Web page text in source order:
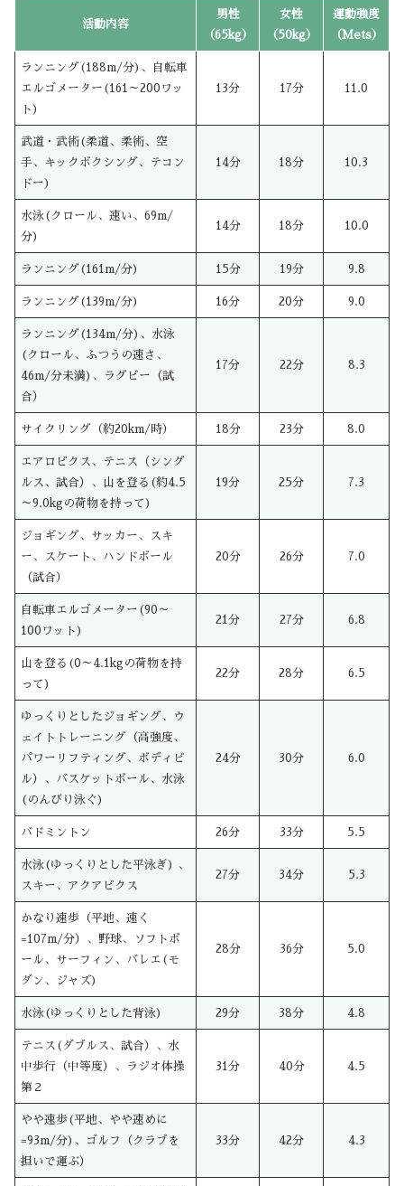
活動内容
男性
（65kg）
女性
（50kg）
運動強度
（Mets）
ランニング(188m/分)、自転車
エルゴメーター(161～200ワッ
ト)
13分 17分 11.0
武道・武術(柔道、柔術、空
手、キックボクシング、テコン
ドー)
14分 18分 10.3
水泳(クロール、速い、69m/
分)
14分 18分 10.0
ランニング(161m/分) 15分 19分 9.8
ランニング(139m/分) 16分 20分 9.0
ランニング(134m/分)、水泳
(クロール、ふつうの速さ、
46m/分未満)、ラグビー（試
合）
17分 22分 8.3
サイクリング（約20km/時） 18分 23分 8.0
エアロビクス、テニス（シング
ルス、試合）、山を登る(約4.5
～9.0kgの荷物を持って)
19分 25分 7.3
ジョギング、サッカー、スキ
ー、スケート、ハンドボール
（試合）
20分 26分 7.0
自転車エルゴメーター(90～
100ワット)
21分 27分 6.8
山を登る(0～4.1kgの荷物を持
って)
22分 28分 6.5
ゆっくりとしたジョギング、ウ
ェイトトレーニング（高強度、
パワーリフティング、ボディビ
ル）、バスケットボール、水泳
(のんびり泳ぐ)
24分 30分 6.0
バドミントン 26分 33分 5.5
水泳(ゆっくりとした平泳ぎ) 、
スキー、アクアビクス
27分 34分 5.3
かなり速歩（平地、速く
=107m/分）、野球、ソフトボ
ール、サーフィン、バレエ(モ
ダン、ジャズ)
28分 36分 5.0
水泳(ゆっくりとした背泳) 29分 38分 4.8
テニス(ダブルス、試合）、水
中歩行（中等度）、ラジオ体操
第２
31分 40分 4.5
やや速歩(平地、やや速めに
=93m/分)、ゴルフ（クラブを
担いで運ぶ）
33分 42分 4.3